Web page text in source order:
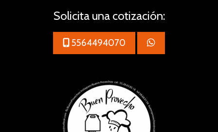
Solicita una cotización:
5564494070